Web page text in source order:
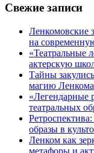
Свежие записи
Ленкомовские
на
«Театральные
актерскую
Тайны
магию Ленкома
«Легендарные
театральных
образы в
Ленком как
метафоры и